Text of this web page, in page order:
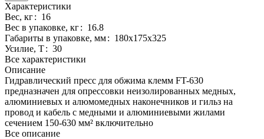
Характеристики
Вес, кг: 16
Вес в упаковке, кг: 16.8
Габариты в упаковке, мм: 180x175x325
Усилие, Т: 30
Все характеристики
Описание
Гидравлический пресс для обжима клемм FT-630
предназначен для опрессовки неизолированных медных,
алюминиевых и алюмомедных наконечников и гильз на
провод и кабель с медными и алюминиевыми жилами
сечением 150-630 мм² включительно
Все описание